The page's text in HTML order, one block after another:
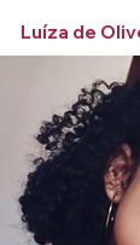
Luíza de